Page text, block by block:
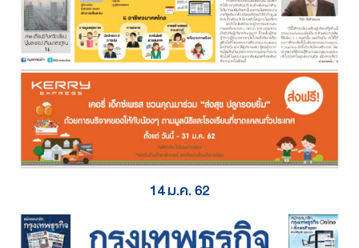
14 ม.ค. 62